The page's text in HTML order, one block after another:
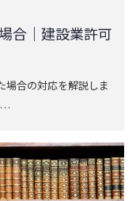
合｜建設業許可
場合の対応を解説しま
…